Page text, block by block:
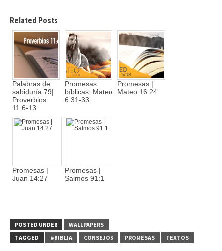
Related Posts
Palabras de
sabiduría 79|
Proverbios
11:6-13
Promesas
bíblicas; Mateo
6:31-33
Promesas |
Mateo 16:24
Promesas |
Juan 14:27
Promesas |
Salmos 91:1
POSTED UNDER
WALLPAPERS
TAGGED
#BIBLIA CONSEJOS PROMESAS TEXTOS